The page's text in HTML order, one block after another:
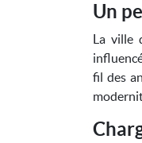
Un
La ville
fil des